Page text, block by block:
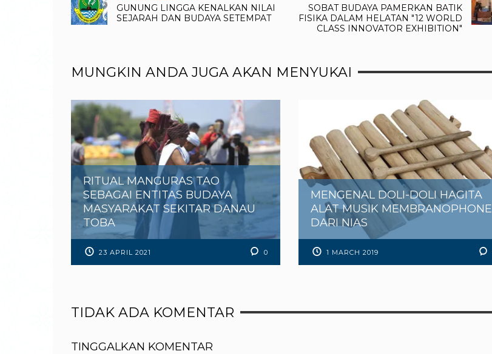
GUNUNG LINGGA KENALKAN NILAI
SEJARAH DAN BUDAYA SETEMPAT
SOBAT BUDAYA PAMERKAN BATIK
FISIKA DALAM HELATAN "12 WORLD
CLASS INNOVATOR EXHIBITION"
MUNGKIN ANDA JUGA AKAN MENYUKAI
RITUAL MANGURAS TAO
SEBAGAI ENTITAS BUDAYA
MASYARAKAT SEKITAR DANAU
TOBA
23 APRIL 2021 0
MENGENAL DOLI-DOLI HAGITA
ALAT MUSIK MEMBRANOPHONE
DARI NIAS
1 MARCH 2019
TIDAK ADA KOMENTAR
TINGGALKAN KOMENTAR